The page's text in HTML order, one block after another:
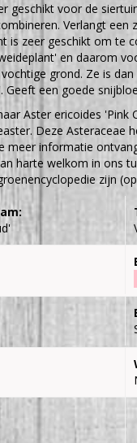
geschikt voor de
Verlangt
is zeer geschikt om te
en daarom
grond. Ze is
Geeft een goede
Aster ericoides 'Pink
Deze Asteraceae
meer informatie
harte welkom in ons
zijn